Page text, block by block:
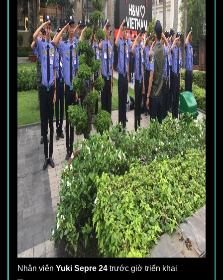
Nhân viên Yuki Sepre 24 trước giờ triển khai